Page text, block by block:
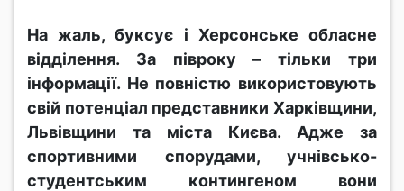
На жаль, буксує і Херсонське обласне
відділення. За півроку – тільки три
інформації. Не повністю використовують
свій потенціал представники Харківщини,
Львівщини та міста Києва. Адже за
спортивними спорудами, учнівсько-
студентським контингеном вони